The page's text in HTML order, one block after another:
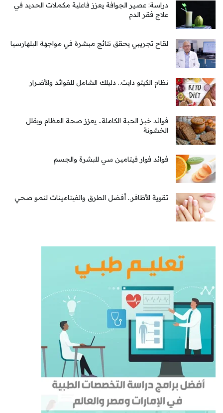
دراسة: عصير الجوافة يعزز فاعلية مكملات الحديد في
علاج فقر الدم
لقاح تجريبي يحقق نتائج مبشرة في مواجهة البلهارسيا
نظام الكيتو دايت.. دليلك الشامل للفوائد والأضرار
فوائد خبز الحبة الكاملة.. يعزز صحة العظام ويقلل
الخشونة
فوائد فوار فيتامين سي للبشرة والجسم
تقوية الأظافر.. أفضل الطرق والفيتامينات لنمو صحي